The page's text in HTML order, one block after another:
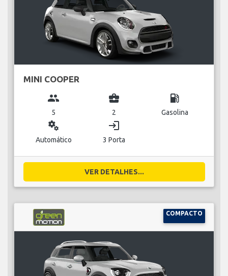
MINI COOPER
group
5
business_center
2
local_gas_station
Gasolina
miscellaneous_services
Automático
login
3 Porta
VER DETALHES...
COMPACTO